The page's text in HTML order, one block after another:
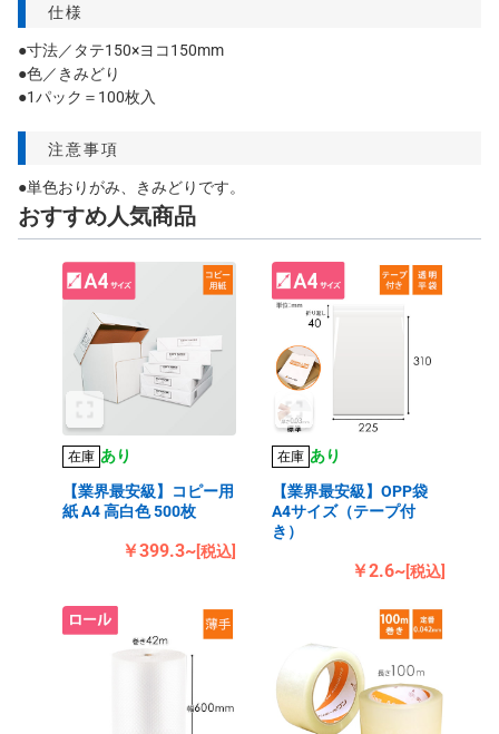
仕様
●寸法／タテ150×ヨコ150mm
●色／きみどり
●1パック＝100枚入
注意事項
●単色おりがみ、きみどりです。
おすすめ人気商品
在庫 あり
【業界最安級】コピー用
紙 A4 高白色 500枚
￥399.3~[税込]
在庫 あり
【業界最安級】OPP袋
A4サイズ（テープ付
き）
￥2.6~[税込]